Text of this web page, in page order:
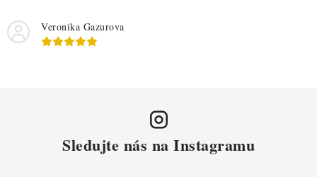
Veronika Gazurova
Sledujte nás na Instagramu